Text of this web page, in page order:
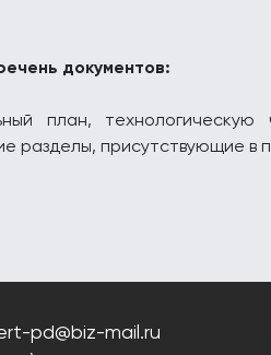
документов:
план, технологическую
разделы, присутствующие в
pd@biz-mail.ru